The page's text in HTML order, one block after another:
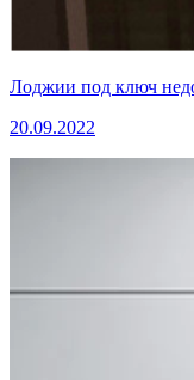
Лоджии под ключ
20.09.2022